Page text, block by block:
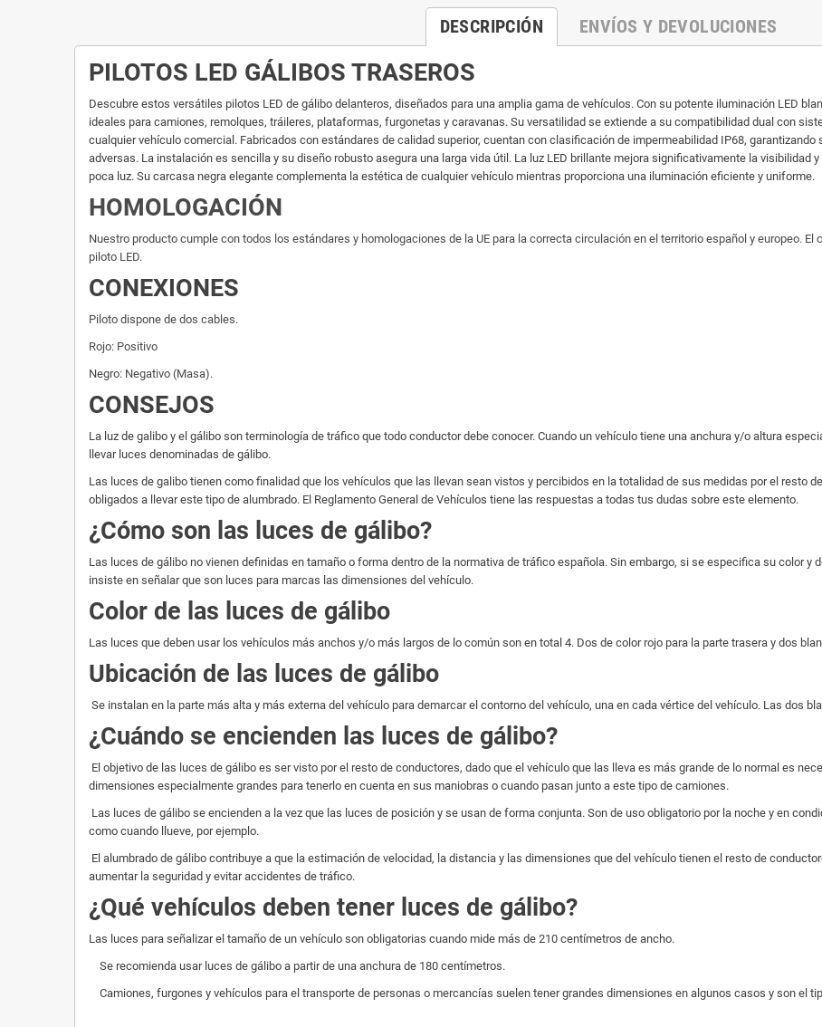
DESCRIPCIÓN ENVÍOS Y DEVOLUCIONES
PILOTOS LED GÁLIBOS TRASEROS
Descubre estos versátiles pilotos LED de gálibo delanteros, diseñados para una amplia gama de vehículos. Con su potente iluminación LED
ideales para camiones, remolques, tráileres, plataformas, furgonetas y caravanas. Su versatilidad se extiende a su compatibilidad dual con
cualquier vehículo comercial. Fabricados con estándares de calidad superior, cuentan con clasificación de impermeabilidad IP68,
adversas. La instalación es sencilla y su diseño robusto asegura una larga vida útil. La luz LED brillante mejora significativamente la visibilidad
poca luz. Su carcasa negra elegante complementa la estética de cualquier vehículo mientras proporciona una iluminación eficiente y uniforme.
HOMOLOGACIÓN
Nuestro producto cumple con todos los estándares y homologaciones de la UE para la correcta circulación en el territorio español y europeo.
piloto LED.
CONEXIONES
Piloto dispone de dos cables.
Rojo: Positivo
Negro: Negativo (Masa).
CONSEJOS
La luz de galibo y el gálibo son terminología de tráfico que todo conductor debe conocer. Cuando un vehículo tiene una anchura y/o altura
llevar luces denominadas de gálibo.
Las luces de galibo tienen como finalidad que los vehículos que las llevan sean vistos y percibidos en la totalidad de sus medidas por el resto
obligados a llevar este tipo de alumbrado. El Reglamento General de Vehículos tiene las respuestas a todas tus dudas sobre este elemento.
¿Cómo son las luces de gálibo?
Las luces de gálibo no vienen definidas en tamaño o forma dentro de la normativa de tráfico española. Sin embargo, si se especifica su color y
insiste en señalar que son luces para marcas las dimensiones del vehículo.
Color de las luces de gálibo
Las luces que deben usar los vehículos más anchos y/o más largos de lo común son en total 4. Dos de color rojo para la parte trasera y dos
Ubicación de las luces de gálibo
Se instalan en la parte más alta y más externa del vehículo para demarcar el contorno del vehículo, una en cada vértice del vehículo. Las dos
¿Cuándo se encienden las luces de gálibo?
El objetivo de las luces de gálibo es ser visto por el resto de conductores, dado que el vehículo que las lleva es más grande de lo normal es
dimensiones especialmente grandes para tenerlo en cuenta en sus maniobras o cuando pasan junto a este tipo de camiones.
Las luces de gálibo se encienden a la vez que las luces de posición y se usan de forma conjunta. Son de uso obligatorio por la noche y en
como cuando llueve, por ejemplo.
El alumbrado de gálibo contribuye a que la estimación de velocidad, la distancia y las dimensiones que del vehículo tienen el resto de
aumentar la seguridad y evitar accidentes de tráfico.
¿Qué vehículos deben tener luces de gálibo?
Las luces para señalizar el tamaño de un vehículo son obligatorias cuando mide más de 210 centímetros de ancho.
Se recomienda usar luces de gálibo a partir de una anchura de 180 centímetros.
Camiones, furgones y vehículos para el transporte de personas o mercancías suelen tener grandes dimensiones en algunos casos y son el